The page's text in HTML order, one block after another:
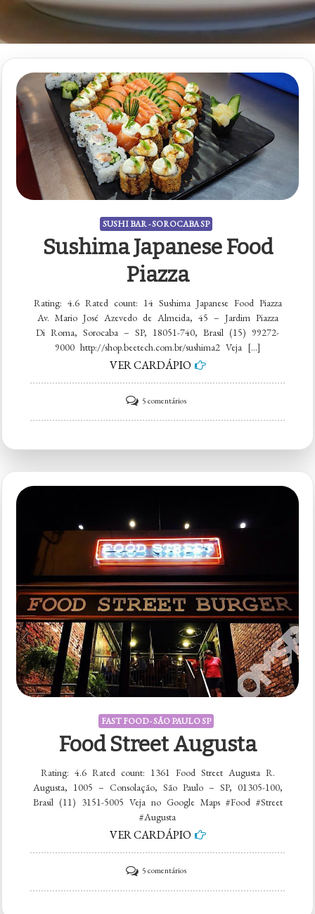
SUSHI BAR - SOROCABA SP
Sushima Japanese Food
Piazza
Rating: 4.6 Rated count: 14 Sushima Japanese Food Piazza
Av. Mario José Azevedo de Almeida, 45 – Jardim Piazza
Di Roma, Sorocaba – SP, 18051-740, Brasil (15) 99272-
9000 http://shop.beetech.com.br/sushima2 Veja […]
VER CARDÁPIO
5 comentáriosem
Sushima
FAST FOOD - SÃO PAULO SP
Food Street Augusta
Rating: 4.6 Rated count: 1361 Food Street Augusta R.
Augusta, 1005 – Consolação, São Paulo – SP, 01305-100,
Brasil (11) 3151-5005 Veja no Google Maps #Food #Street
#Augusta
VER CARDÁPIO
5 comentáriosem
Food